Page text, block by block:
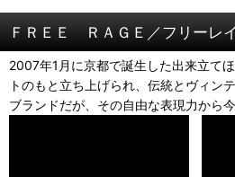
ＦＲＥＥ ＲＡＧＥ／フリーレ
2007年1月に京都で誕生した出来立て
トのもと立ち上げられ、伝統とヴィン
ブランドだが、その自由な表現力から